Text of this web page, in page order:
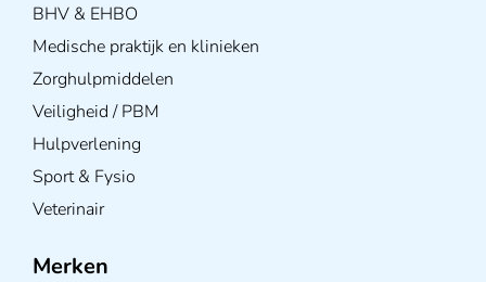
BHV & EHBO
Medische praktijk en klinieken
Zorghulpmiddelen
Veiligheid / PBM
Hulpverlening
Sport & Fysio
Veterinair
Merken